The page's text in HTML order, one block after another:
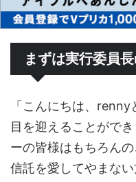
まずは実行委員
「こんにちは、
目を迎えることがで
ーの皆様はもちろん
信託を愛してやまない